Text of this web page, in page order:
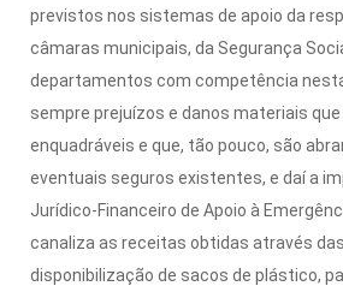
previstos nos sistemas de apoio da
câmaras municipais, da Segurança
departamentos com competência
sempre prejuízos e danos materiais que
enquadráveis e que, tão pouco, são
eventuais seguros existentes, e daí a
Jurídico-Financeiro de Apoio à
canaliza as receitas obtidas através
disponibilização de sacos de plástico,